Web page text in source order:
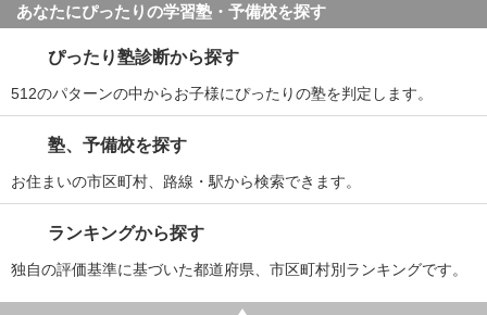
あなたにぴったりの学習塾・予備校を探す
ぴったり塾診断から探す
512のパターンの中からお子様にぴったりの塾を判定します。
塾、予備校を探す
お住まいの市区町村、路線・駅から検索できます。
ランキングから探す
独自の評価基準に基づいた都道府県、市区町村別ランキングです。